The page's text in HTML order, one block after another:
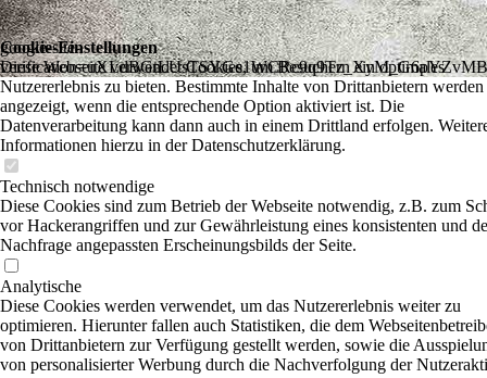
Cookie-Einstellungen
Diese Webseite verwendet Cookies, um Besuchern ein optimales
Nutzererlebnis zu bieten. Bestimmte Inhalte von Drittanbietern
angezeigt, wenn die entsprechende Option aktiviert ist. Die
Datenverarbeitung kann dann auch in einem Drittland erfolgen.
Informationen hierzu in der Datenschutzerklärung.
Technisch notwendige
Diese Cookies sind zum Betrieb der Webseite notwendig, z.B. zum
vor Hackerangriffen und zur Gewährleistung eines konsistenten und
Nachfrage angepassten Erscheinungsbilds der Seite.
Analytische
Diese Cookies werden verwendet, um das Nutzererlebnis weiter zu
optimieren. Hierunter fallen auch Statistiken, die dem
von Drittanbietern zur Verfügung gestellt werden, sowie die
von personalisierter Werbung durch die Nachverfolgung der
google-site-